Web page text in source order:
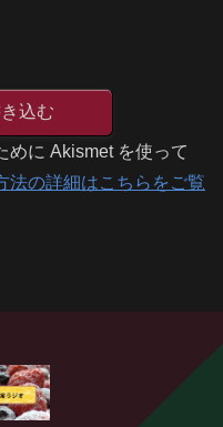
込む
めに Akismet を使って
法の詳細はこちらをご覧